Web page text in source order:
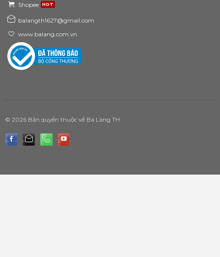
Shopee
balangth1627@gmail.com
www.balang.com.vn
© 2026 Bản quyền thuộc về Ba Làng TH.